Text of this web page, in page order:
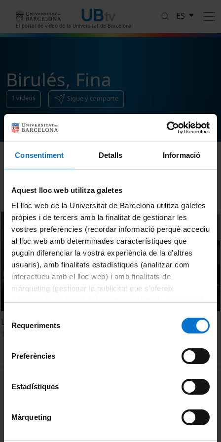
Consentiment Detalls Informació
Aquest lloc web utilitza galetes
El lloc web de la Universitat de Barcelona utilitza galetes
pròpies i de tercers amb la finalitat de gestionar les
vostres preferències (recordar informació perquè accediu
al lloc web amb determinades característiques que
puguin diferenciar la vostra experiència de la d’altres
usuaris), amb finalitats estadístiques (analitzar com
interactueu amb el lloc web) i amb finalitats de
màrqueting (gestionar la publicitat que s’ofereix
consultar laPolítica de galetes del lloc web de la
de Requeriments
Preferències
Estadístiques
Màrqueting
El portal de vídeo de la Universitat de Barcelona
ES
Birulés, Fina
1 vídeos Sigue y comparte
Ordenar
La figura del testimoni: experiència i arxiu. Fina Birulés
MENÚ PEU 1
Política de Cookies
Privacidad y términos